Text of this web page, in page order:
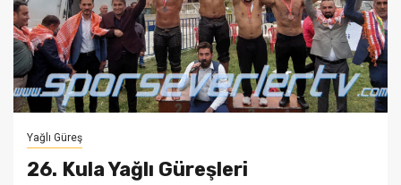
Yağlı Güreş
26. Kula Yağlı Güreşleri